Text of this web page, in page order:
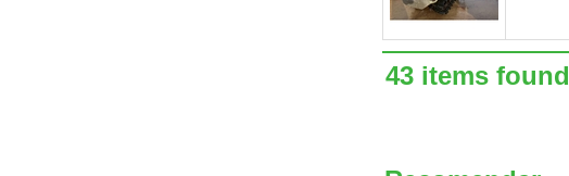
43 items found